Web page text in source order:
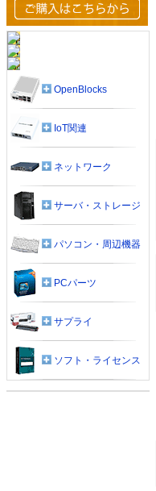
OpenBlocks
IoT関連
ネットワーク
サーバ・ストレージ
パソコン・周辺機器
PCパーツ
サプライ
ソフト・ライセンス